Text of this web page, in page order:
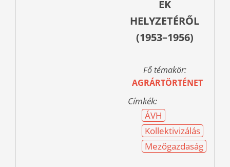
EK
HELYZETÉRŐL
(1953–1956)
Fő témakör:
AGRÁRTÖRTÉNET
Címkék:
ÁVH
Kollektivizálás
Mezőgazdaság